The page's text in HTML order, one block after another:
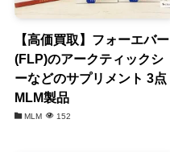
【高価買取】フォーエバー
(FLP)のアークティックシ
ーなどのサプリメント 3点
MLM製品
MLM 152